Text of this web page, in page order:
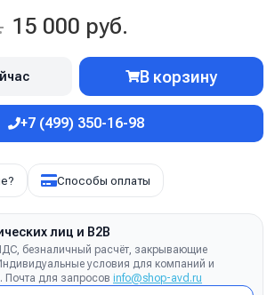
15 000 руб.
В корзину
+7 (499) 350-16-98
Способы оплаты
лиц и B2B
безналичный расчёт, закрывающие
условия для компаний и
Почта для запросов info@shop-avd.ru